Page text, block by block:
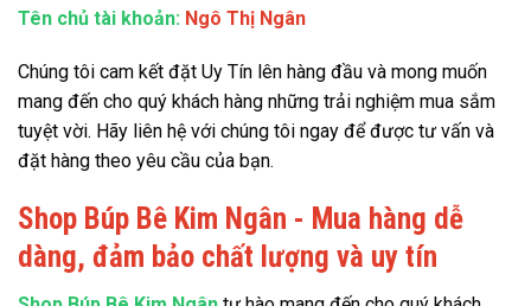
Tên chủ tài khoản: Ngô Thị Ngân
Chúng tôi cam kết đặt Uy Tín lên hàng đầu và mong muốn
mang đến cho quý khách hàng những trải nghiệm mua sắm
tuyệt vời. Hãy liên hệ với chúng tôi ngay để được tư vấn và
đặt hàng theo yêu cầu của bạn.
Shop Búp Bê Kim Ngân - Mua hàng dễ
dàng, đảm bảo chất lượng và uy tín